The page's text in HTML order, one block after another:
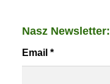
Nasz Newsletter:
Email *